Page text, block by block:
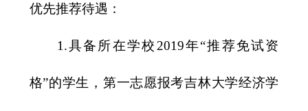
优先推荐待遇：
1.具备所在学校 2019年“推荐免试资
格”的学生，第一志愿报考吉林大学经济学